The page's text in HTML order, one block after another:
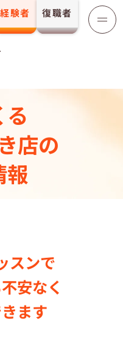
経験者 復職者
覧
覧
舗検索
る
店の
報
スンで
安なく
ます